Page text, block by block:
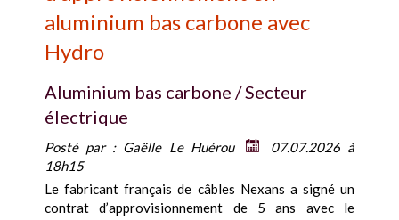
aluminium bas carbone avec
Hydro
Aluminium bas carbone / Secteur
électrique
Posté par : Gaëlle Le Huérou
07.07.2026 à
18h15
Le fabricant français de câbles Nexans a signé un
contrat d’approvisionnement de 5 ans avec le